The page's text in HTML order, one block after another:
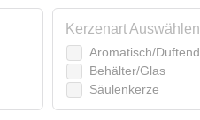
Aromatisch/Duftend
Behälter/Glas
Säulenkerze
Kerzenart Auswählen